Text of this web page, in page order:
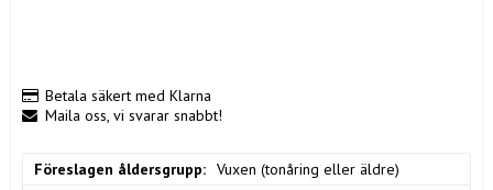
Betala säkert med Klarna
Maila oss, vi svarar snabbt!
Föreslagen åldersgrupp
Vuxen (tonåring eller äldre)